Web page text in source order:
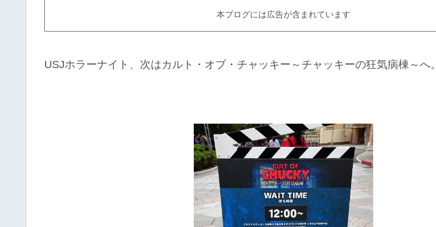
本ブログには広告が含まれています
USJホラーナイト、次はカルト・オブ・チャッキー～チャッキーの狂気病棟～へ。